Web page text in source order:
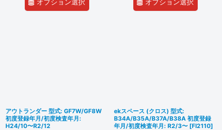
アウトランダー 型式: GF7W/GF8W
初度登録年月/初度検査年月:
H24/10〜R2/12
ekスペース (クロス) 型式:
B34A/B35A/B37A/B38A 初度登録
年月/初度検査年月: R2/3〜 [FI2110]